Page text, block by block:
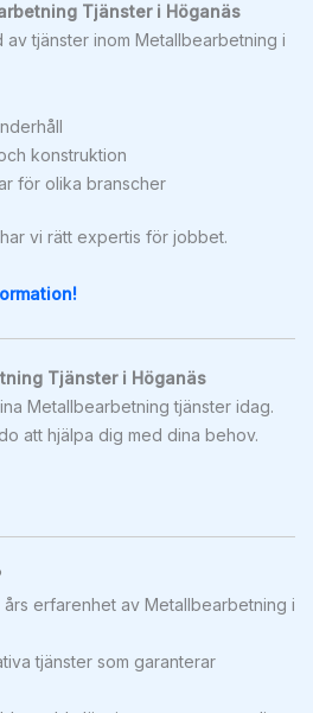
Tjänster i Höganäs
tjänster inom Metallbearbetning i
konstruktion
för olika branscher
vi rätt expertis för jobbet.
Tjänster i Höganäs
Metallbearbetning tjänster idag.
att hjälpa dig med dina behov.
års erfarenhet av Metallbearbetning i
tjänster som garanterar